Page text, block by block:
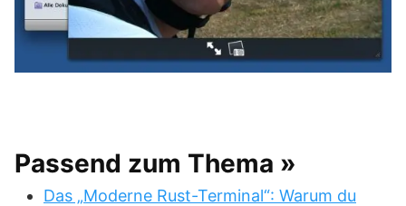
Passend zum Thema »
Das „Moderne Rust-Terminal“: Warum du